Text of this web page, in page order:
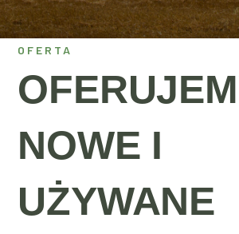
OFERTA
NOWE I
UŻYWANE